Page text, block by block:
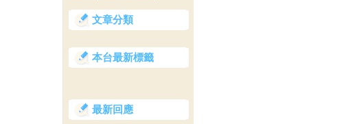
文章分類
本台最新標籤
最新回應